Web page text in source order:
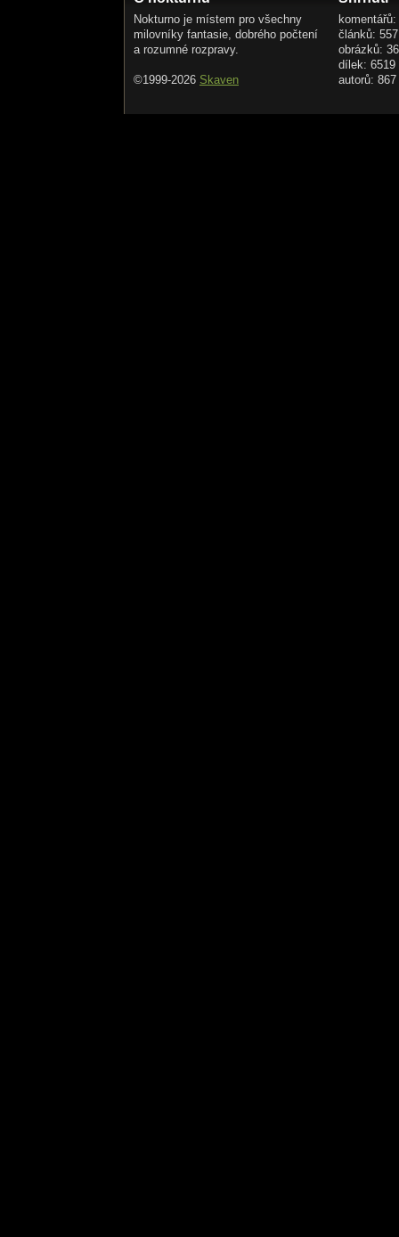
Nokturno je místem pro všechny
milovníky fantasie, dobrého počtení
a rozumné rozpravy.
©1999-2026 Skaven
článků: 557
obrázků:
dílek: 6519
autorů: 867